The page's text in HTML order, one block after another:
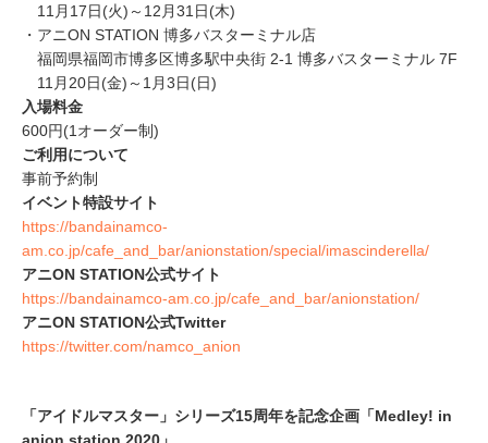
11月17日(火)～12月31日(木)
・アニON STATION 博多バスターミナル店
福岡県福岡市博多区博多駅中央街 2-1 博多バスターミナル 7F
11月20日(金)～1月3日(日)
入場料金
600円(1オーダー制)
ご利用について
事前予約制
イベント特設サイト
https://bandainamco-
am.co.jp/cafe_and_bar/anionstation/special/imascinderella/
アニON STATION公式サイト
https://bandainamco-am.co.jp/cafe_and_bar/anionstation/
アニON STATION公式Twitter
https://twitter.com/namco_anion
「アイドルマスター」シリーズ15周年を記念企画「Medley! in